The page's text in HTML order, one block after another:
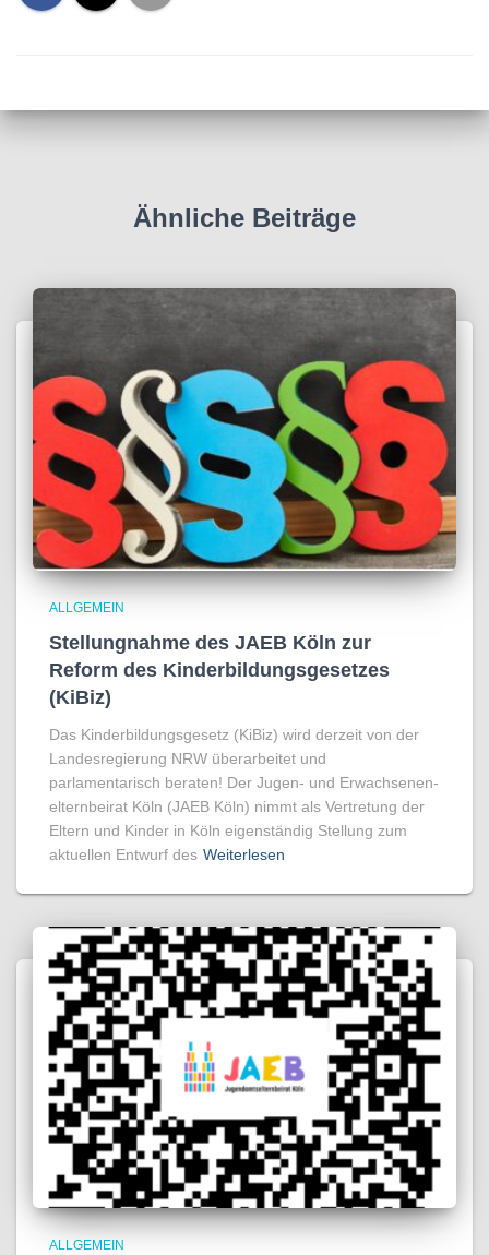
Ähnliche Beiträge
ALLGEMEIN
Stellungnahme des JAEB Köln zur
Reform des Kinderbildungsgesetzes
(KiBiz)
Das Kinderbildungsgesetz (KiBiz) wird derzeit von der
Landesregierung NRW überarbeitet und
parlamentarisch beraten! Der Jugen- und Erwachsenen­
elternbeirat Köln (JAEB Köln) nimmt als Vertretung der
Eltern und Kinder in Köln eigenständig Stellung zum
aktuellen Entwurf des Weiterlesen
ALLGEMEIN